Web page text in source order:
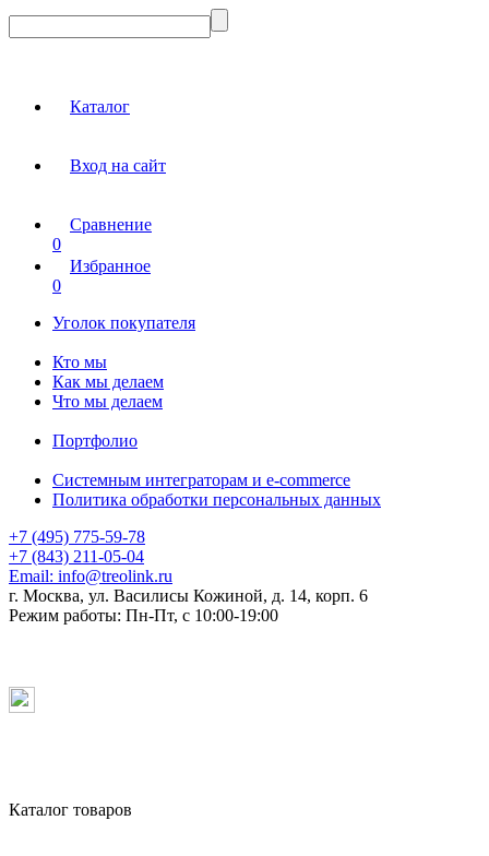
Каталог
Вход на сайт
Сравнение
0
Избранное
0
Уголок покупателя
Кто мы
Как мы делаем
Что мы делаем
Портфолио
Системным интеграторам и e-commerce
Политика обработки персональных данных
+7 (495) 775-59-78
+7 (843) 211-05-04
Email: info@treolink.ru
г. Москва, ул. Василисы Кожиной, д. 14, корп. 6
Режим работы: Пн-Пт, с 10:00-19:00
Каталог товаров